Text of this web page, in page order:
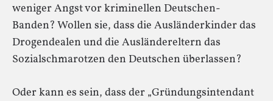
weniger Angst vor kriminellen Deutschen-
Banden? Wollen sie, dass die Ausländerkinder das
Drogendealen und die Ausländereltern das
Sozialschmarotzen den Deutschen überlassen?
Oder kann es sein, dass der „Gründungsintendant